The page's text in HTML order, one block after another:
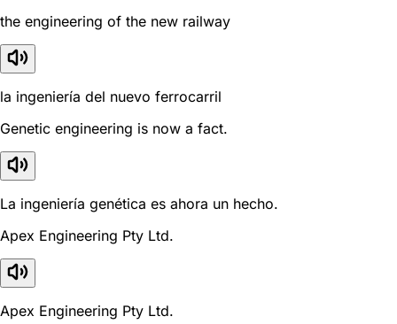
the engineering of the new railway
la ingeniería del nuevo ferrocarril
Genetic engineering is now a fact.
La ingeniería genética es ahora un hecho.
Apex Engineering Pty Ltd.
Apex Engineering Pty Ltd.